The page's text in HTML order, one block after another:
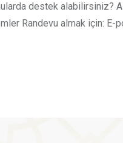
destek alabilirsiniz?
Randevu almak için: E-